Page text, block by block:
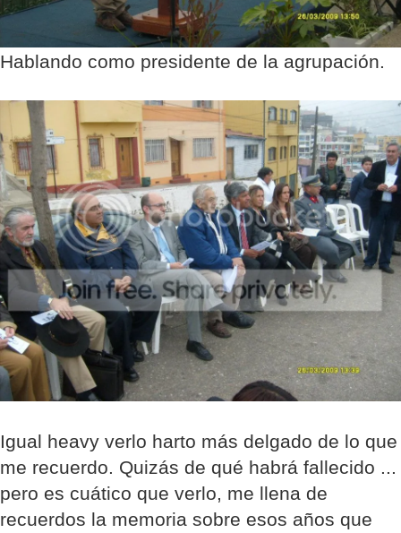
Hablando como presidente de la agrupación.
Igual heavy verlo harto más delgado de lo que
me recuerdo. Quizás de qué habrá fallecido ...
pero es cuático que verlo, me llena de
recuerdos la memoria sobre esos años que